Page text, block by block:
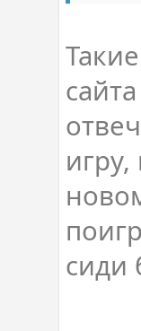
игру,
сиди